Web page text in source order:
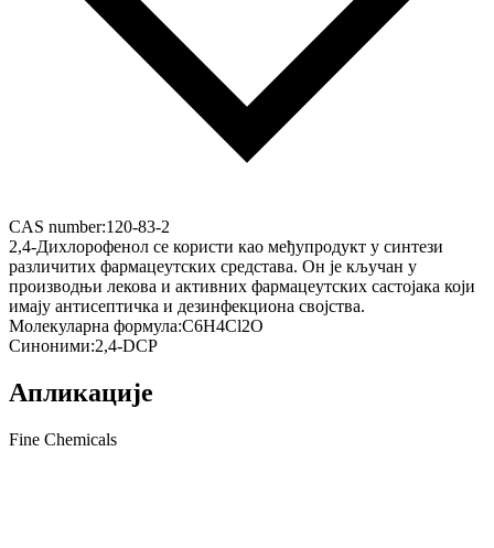
CAS number:120-83-2
2,4-Дихлорофенол се користи као међупродукт у синтези
различитих фармацеутских средстава. Он је кључан у
производњи лекова и активних фармацеутских састојака који
имају антисептичка и дезинфекциона својства.
Молекуларна формула:C6H4Cl2O
Синоними:2,4-DCP
Апликације
Fine Chemicals